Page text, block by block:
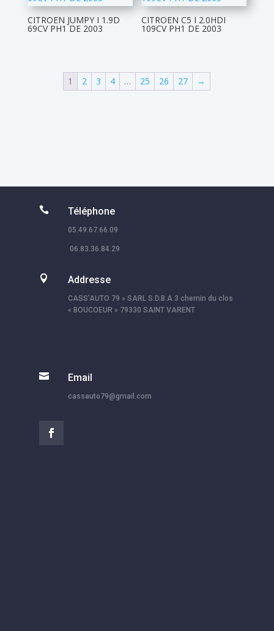
CITROEN JUMPY I 1.9D
69CV PH1 DE 2003
CITROEN C5 I 2.0HDI
109CV PH1 DE 2003
1 2 3 4 … 25 26 27 →
 Téléphone
05.49.67.66.09
06.83.36.84.29
 Addresse
CASS’AUTO 79 » SARL S.D.B.A 3 chemin du clos
« BOUCOEUR » 79330 SAINT VARENT
 Email
cassauto79@gmail.com